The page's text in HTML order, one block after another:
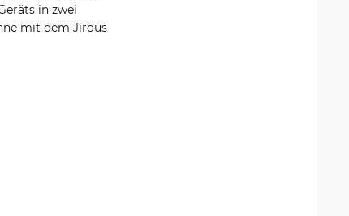
in zwei
mit dem Jirous